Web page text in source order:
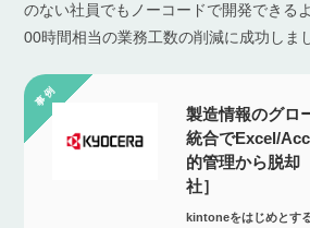
のない社員でもノーコードで開発できる
00時間相当の業務工数の削減に成功しま
製造情報のグロ
統合でExcel/
的管理から脱却
社］
kintoneをはじめとす